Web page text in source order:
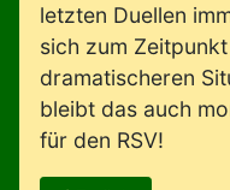
letzten Duellen
sich zum
dramatischeren
bleibt das auch
für den RSV!